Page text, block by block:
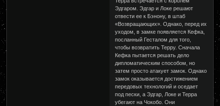
Эдгаром. Эдгар и Локе решают
отвести ее к Бэнону, в штаб
«Возвращающих». Однако, перед их
уходом, в замке появляется Кефка,
посланный Гесталом для того,
чтобы возвратить Терру. Сначала
Кефка пытается решать дело
дипломатическим способом, но
затем просто атакует замок. Однако
замок оказывается достижением
передовых технологий и оседает
под пески, а Эдгар, Локе и Терра
убегают на Чокобо. Они